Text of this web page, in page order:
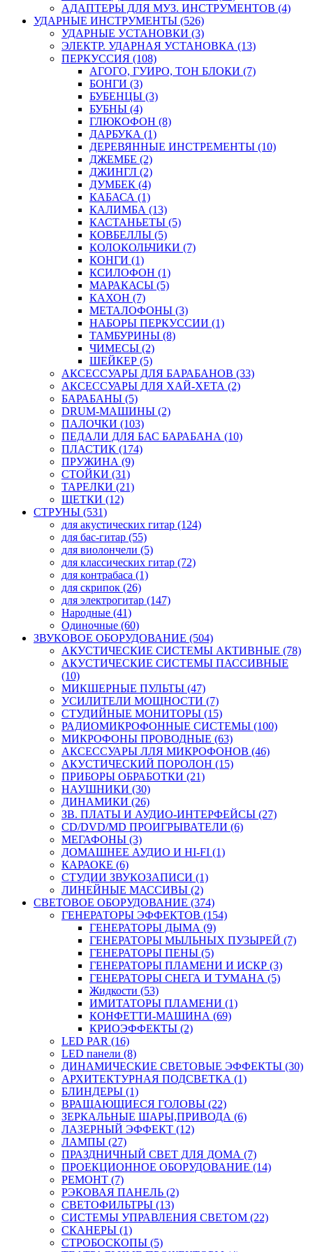
АДАПТЕРЫ ДЛЯ МУЗ. ИНСТРУМЕНТОВ (4)
УДАРНЫЕ ИНСТРУМЕНТЫ (526)
УДАРНЫЕ УСТАНОВКИ (3)
ЭЛЕКТР. УДАРНАЯ УСТАНОВКА (13)
ПЕРКУССИЯ (108)
АГОГО, ГУИРО, ТОН БЛОКИ (7)
БОНГИ (3)
БУБЕНЦЫ (3)
БУБНЫ (4)
ГЛЮКОФОН (8)
ДАРБУКА (1)
ДЕРЕВЯННЫЕ ИНСТРЕМЕНТЫ (10)
ДЖЕМБЕ (2)
ДЖИНГЛ (2)
ДУМБЕК (4)
КАБАСА (1)
КАЛИМБА (13)
КАСТАНЬЕТЫ (5)
КОВБЕЛЛЫ (5)
КОЛОКОЛЬЧИКИ (7)
КОНГИ (1)
КСИЛОФОН (1)
МАРАКАСЫ (5)
КАХОН (7)
МЕТАЛОФОНЫ (3)
НАБОРЫ ПЕРКУССИИ (1)
ТАМБУРИНЫ (8)
ЧИМЕСЫ (2)
ШЕЙКЕР (5)
АКСЕССУАРЫ ДЛЯ БАРАБАНОВ (33)
АКСЕССУАРЫ ДЛЯ ХАЙ-ХЕТА (2)
БАРАБАНЫ (5)
DRUM-МАШИНЫ (2)
ПАЛОЧКИ (103)
ПЕДАЛИ ДЛЯ БАС БАРАБАНА (10)
ПЛАСТИК (174)
ПРУЖИНА (9)
СТОЙКИ (31)
ТАРЕЛКИ (21)
ЩЕТКИ (12)
СТРУНЫ (531)
для акустических гитар (124)
для бас-гитар (55)
для виолончели (5)
для классических гитар (72)
для контрабаса (1)
для скрипок (26)
для электрогитар (147)
Народные (41)
Одиночные (60)
ЗВУКОВОЕ ОБОРУДОВАНИЕ (504)
АКУСТИЧЕСКИЕ СИСТЕМЫ АКТИВНЫЕ (78)
АКУСТИЧЕСКИЕ СИСТЕМЫ ПАССИВНЫЕ
(10)
МИКШЕРНЫЕ ПУЛЬТЫ (47)
УСИЛИТЕЛИ МОЩНОСТИ (7)
СТУДИЙНЫЕ МОНИТОРЫ (15)
РАДИОМИКРОФОННЫЕ СИСТЕМЫ (100)
МИКРОФОНЫ ПРОВОДНЫЕ (63)
АКСЕССУАРЫ ЛЛЯ МИКРОФОНОВ (46)
АКУСТИЧЕСКИЙ ПОРОЛОН (15)
ПРИБОРЫ ОБРАБОТКИ (21)
НАУШНИКИ (30)
ДИНАМИКИ (26)
ЗВ. ПЛАТЫ И АУДИО-ИНТЕРФЕЙСЫ (27)
CD/DVD/MD ПРОИГРЫВАТЕЛИ (6)
МЕГАФОНЫ (3)
ДОМАШНЕЕ АУДИО И HI-FI (1)
КАРАОКЕ (6)
СТУДИИ ЗВУКОЗАПИСИ (1)
ЛИНЕЙНЫЕ МАССИВЫ (2)
СВЕТОВОЕ ОБОРУДОВАНИЕ (374)
ГЕНЕРАТОРЫ ЭФФЕКТОВ (154)
ГЕНЕРАТОРЫ ДЫМА (9)
ГЕНЕРАТОРЫ МЫЛЬНЫХ ПУЗЫРЕЙ (7)
ГЕНЕРАТОРЫ ПЕНЫ (5)
ГЕНЕРАТОРЫ ПЛАМЕНИ И ИСКР (3)
ГЕНЕРАТОРЫ СНЕГА И ТУМАНА (5)
Жидкости (53)
ИМИТАТОРЫ ПЛАМЕНИ (1)
КОНФЕТТИ-МАШИНА (69)
КРИОЭФФЕКТЫ (2)
LED PAR (16)
LED панели (8)
ДИНАМИЧЕСКИЕ СВЕТОВЫЕ ЭФФЕКТЫ (30)
АРХИТЕКТУРНАЯ ПОДСВЕТКА (1)
БЛИНДЕРЫ (1)
ВРАЩАЮЩИЕСЯ ГОЛОВЫ (22)
ЗЕРКАЛЬНЫЕ ШАРЫ,ПРИВОДА (6)
ЛАЗЕРНЫЙ ЭФФЕКТ (12)
ЛАМПЫ (27)
ПРАЗДНИЧНЫЙ СВЕТ ДЛЯ ДОМА (7)
ПРОЕКЦИОННОЕ ОБОРУДОВАНИЕ (14)
РЕМОНТ (7)
РЭКОВАЯ ПАНЕЛЬ (2)
СВЕТОФИЛЬТРЫ (13)
СИСТЕМЫ УПРАВЛЕНИЯ СВЕТОМ (22)
СКАНЕРЫ (1)
СТРОБОСКОПЫ (5)